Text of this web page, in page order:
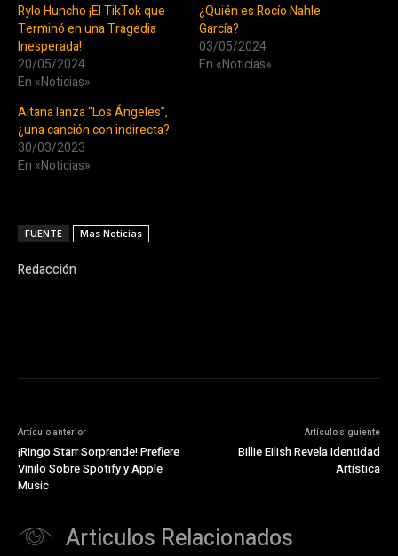
Rylo Huncho ¡El TikTok que
Terminó en una Tragedia
Inesperada!
20/05/2024
En «Noticias»
¿Quién es Rocío Nahle
García?
03/05/2024
En «Noticias»
Aitana lanza “Los Ángeles”,
¿una canción con indirecta?
30/03/2023
En «Noticias»
FUENTE Mas Noticias
Redacción
Artículo anterior
¡Ringo Starr Sorprende! Prefiere
Vinilo Sobre Spotify y Apple
Music
Artículo siguiente
Billie Eilish Revela Identidad
Artística
Articulos Relacionados